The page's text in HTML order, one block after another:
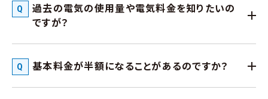
過去の電気の使用量や電気料金を知りたいの
ですが？
基本料金が半額になることがあるのですか？